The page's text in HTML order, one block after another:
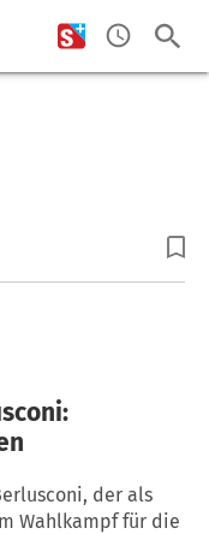
der als
Wahlkampf für die